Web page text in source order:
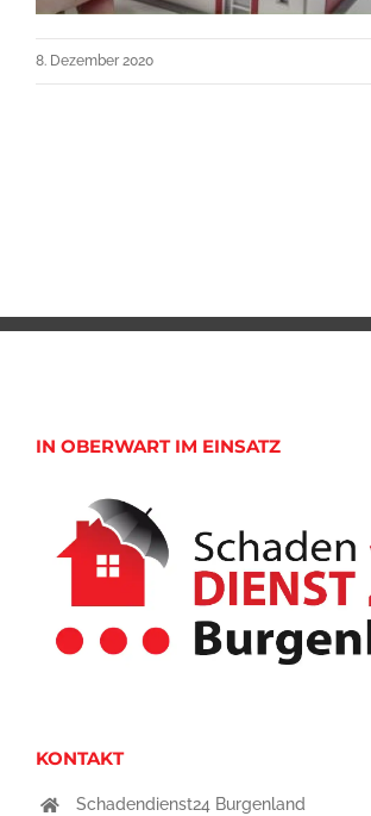
8. Dezember 2020
IN OBERWART IM EINSATZ
KONTAKT
Schadendienst24 Burgenland